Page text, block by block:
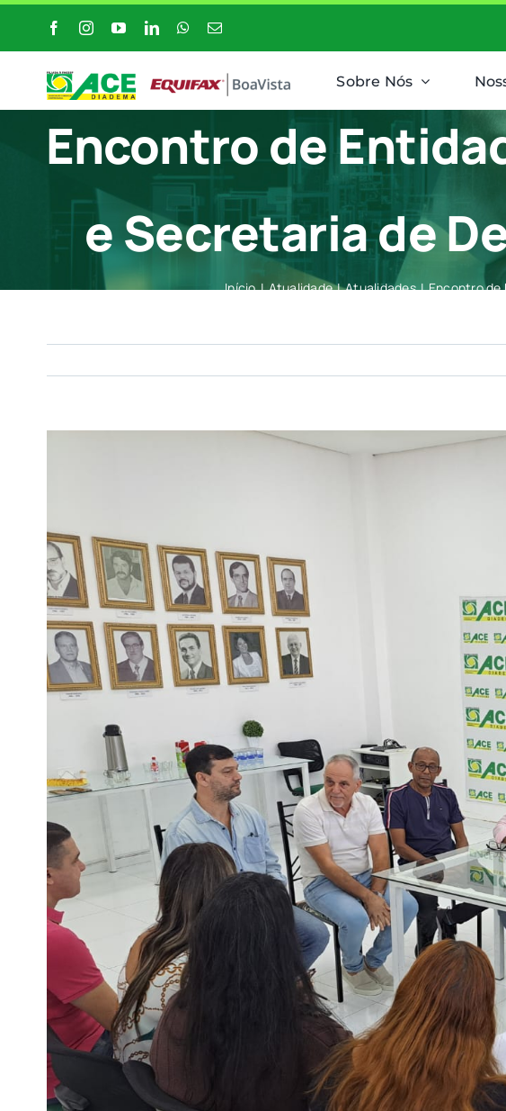
conteúdo
Sobre Nós
Encontro de
e Secretaria de
Início Atualidade Atualidades Encontro de